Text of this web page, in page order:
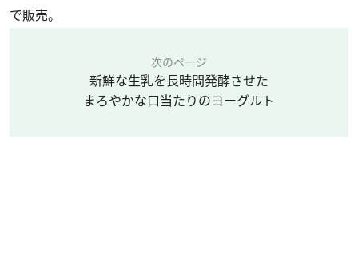
で販売。
次のページ
新鮮な生乳を長時間発酵させた
まろやかな口当たりのヨーグルト